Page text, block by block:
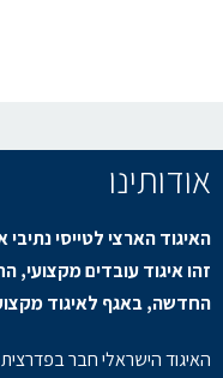
אודותינו
זהו איגוד עובדים
החדשה, באגף לאיגוד
האיגוד הישראלי חבר בפדרצית